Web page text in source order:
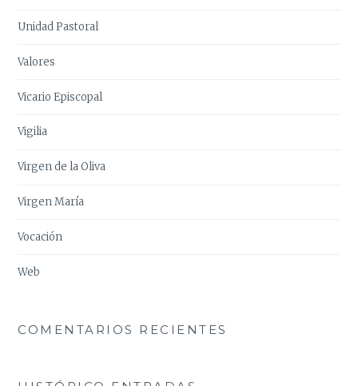
Unidad Pastoral
Valores
Vicario Episcopal
Vigilia
Virgen de la Oliva
Virgen María
Vocación
Web
COMENTARIOS RECIENTES